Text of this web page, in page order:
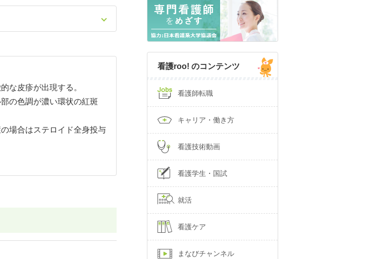
な皮疹が出現する。
の色調が濃い環状の紅斑
場合はステロイド全身投与
看護roo! のコンテンツ
看護師転職
キャリア・働き方
看護技術動画
看護学生・国試
就活
看護ケア
まなびチャンネル